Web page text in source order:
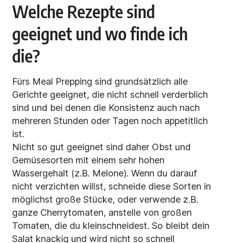
Welche Rezepte sind
geeignet und wo finde ich
die?
Fürs Meal Prepping sind grundsätzlich alle
Gerichte geeignet, die nicht schnell verderblich
sind und bei denen die Konsistenz auch nach
mehreren Stunden oder Tagen noch appetitlich
ist.
Nicht so gut geeignet sind daher Obst und
Gemüsesorten mit einem sehr hohen
Wassergehalt (z.B. Melone). Wenn du darauf
nicht verzichten willst, schneide diese Sorten in
möglichst große Stücke, oder verwende z.B.
ganze Cherrytomaten, anstelle von großen
Tomaten, die du kleinschneidest. So bleibt dein
Salat knackig und wird nicht so schnell